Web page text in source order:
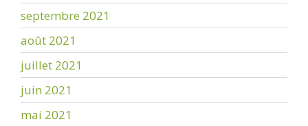
septembre 2021
août 2021
juillet 2021
juin 2021
mai 2021